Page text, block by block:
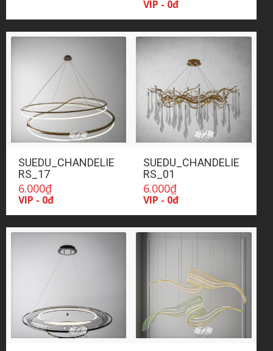
VIP - 0đ
SUEDU_CHANDELIE
RS_17
6.000₫
VIP - 0đ
SUEDU_CHANDELIE
RS_01
6.000₫
VIP - 0đ